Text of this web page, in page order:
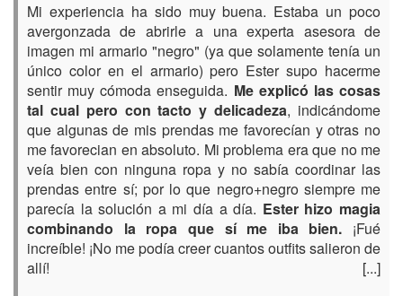
Mi experiencia ha sido muy buena. Estaba un poco
avergonzada de abrirle a una experta asesora de
imagen mi armario "negro" (ya que solamente tenía un
único color en el armario) pero Ester supo hacerme
sentir muy cómoda enseguida. Me explicó las cosas
tal cual pero con tacto y delicadeza, indicándome
que algunas de mis prendas me favorecían y otras no
me favorecian en absoluto. Mi problema era que no me
veía bien con ninguna ropa y no sabía coordinar las
prendas entre sí; por lo que negro+negro siempre me
parecía la solución a mi día a día. Ester hizo magia
combinando la ropa que sí me iba bien. ¡Fué
increíble! ¡No me podía creer cuantos outfits salieron de
allí! [...]